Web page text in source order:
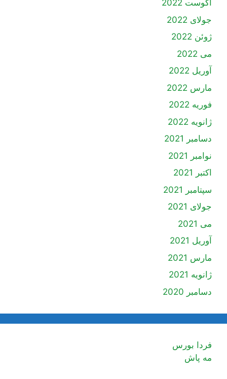
آگوست 2022
جولای 2022
ژوئن 2022
می 2022
آوریل 2022
مارس 2022
فوریه 2022
ژانویه 2022
دسامبر 2021
نوامبر 2021
اکتبر 2021
سپتامبر 2021
جولای 2021
می 2021
آوریل 2021
مارس 2021
ژانویه 2021
دسامبر 2020
فردا بورس
مه پاش